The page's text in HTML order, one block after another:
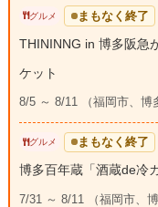
グルメ まもなく終了
THININNG in 博多阪急
ケット
8/5 ～ 8/11 （福岡市、博
グルメ まもなく終了
博多百年蔵「酒蔵de冷
7/31 ～ 8/11 （福岡市、博